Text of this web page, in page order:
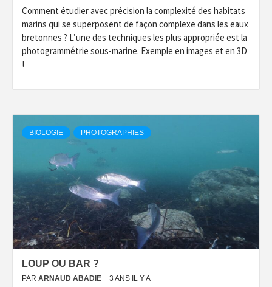
Comment étudier avec précision la complexité des habitats
marins qui se superposent de façon complexe dans les eaux
bretonnes ? L’une des techniques les plus appropriée est la
photogrammétrie sous-marine. Exemple en images et en 3D
!
BIOLOGIE PHOTOGRAPHIES
LOUP OU BAR ?
PAR ARNAUD ABADIE 3 ANS IL Y A